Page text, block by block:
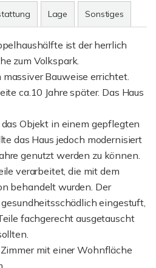
Lage Sonstiges
ist der herrlich
zum Volkspark.
Bauweise errichtet.
ca.10 Jahre später. Das Haus
Objekt in einem gepflegten
das Haus jedoch modernisiert
genutzt werden zu können.
verarbeitet, die mit dem
behandelt wurden. Der
eingestuft,
fachgerecht ausgetauscht
mit einer Wohnfläche